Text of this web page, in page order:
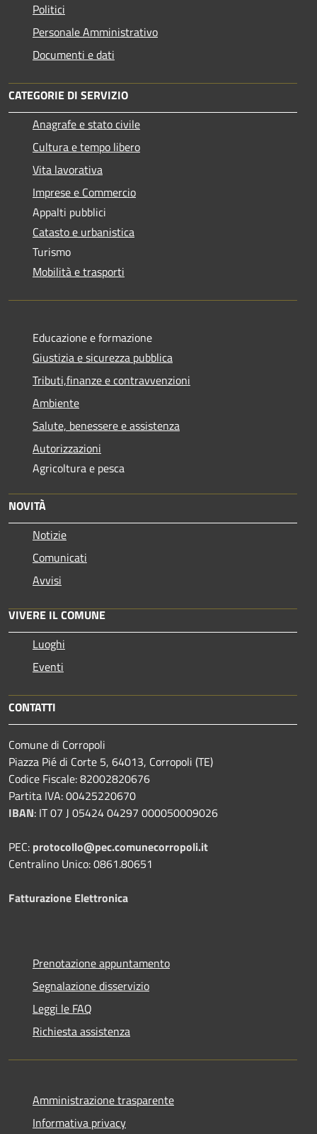
Politici
Personale Amministrativo
Documenti e dati
CATEGORIE DI SERVIZIO
Anagrafe e stato civile
Cultura e tempo libero
Vita lavorativa
Imprese e Commercio
Appalti pubblici
Catasto e urbanistica
Turismo
Mobilità e trasporti
Educazione e formazione
Giustizia e sicurezza pubblica
Tributi,finanze e contravvenzioni
Ambiente
Salute, benessere e assistenza
Autorizzazioni
Agricoltura e pesca
NOVITÀ
Notizie
Comunicati
Avvisi
VIVERE IL COMUNE
Luoghi
Eventi
CONTATTI
Comune di Corropoli
Piazza Pié di Corte 5, 64013, Corropoli (TE)
Codice Fiscale: 82002820676
Partita IVA: 00425220670
IBAN: IT 07 J 05424 04297 000050009026
PEC: protocollo@pec.comunecorropoli.it
Centralino Unico: 0861.80651
Fatturazione Elettronica
Prenotazione appuntamento
Segnalazione disservizio
Leggi le FAQ
Richiesta assistenza
Amministrazione trasparente
Informativa privacy